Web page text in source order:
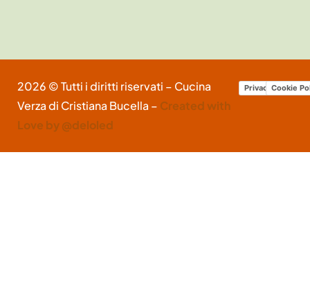
2026 © Tutti i diritti riservati – Cucina
Verza di Cristiana Bucella – Created with
Love by @deloled
Privacy Policy
Cookie